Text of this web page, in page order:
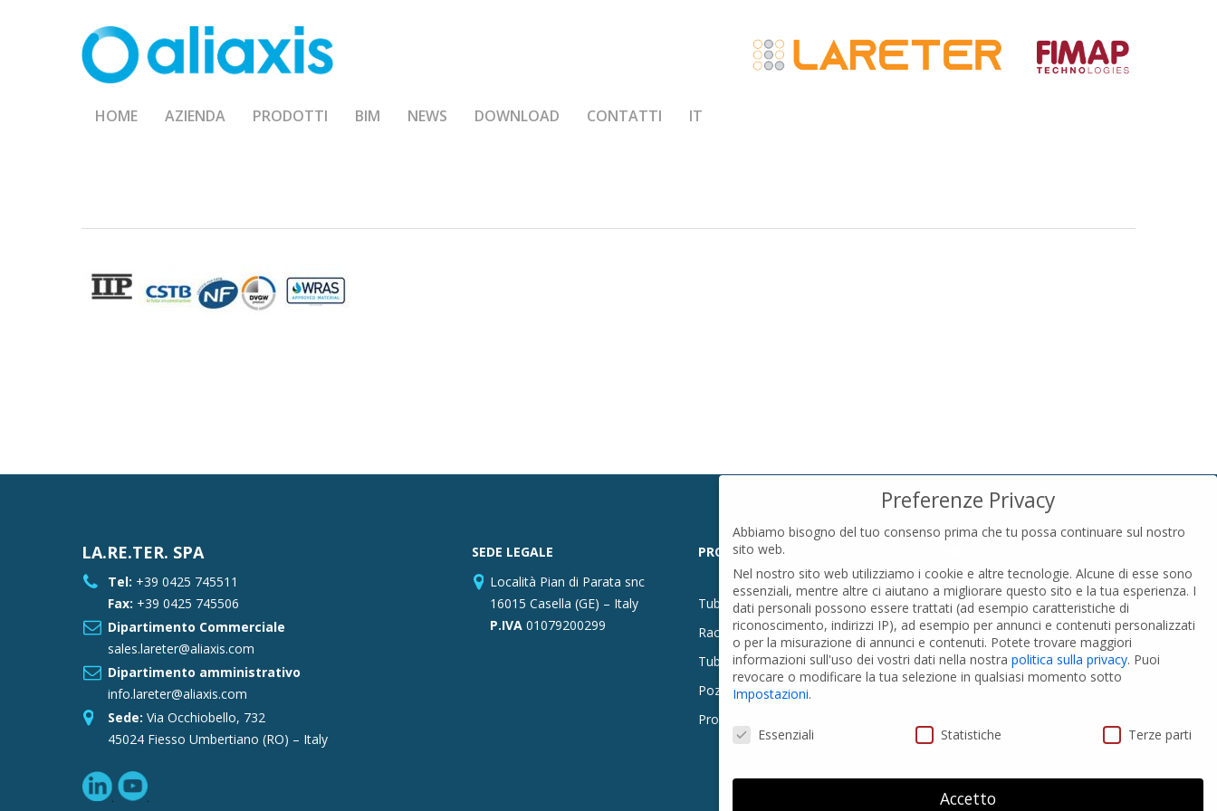
HOME AZIENDA PRODOTTI BIM NEWS DOWNLOAD CONTATTI IT
LA.RE.TER. SPA
Tel: +39 0425 745511
Fax: +39 0425 745506
Dipartimento Commerciale
sales.lareter@aliaxis.com
Dipartimento amministrativo
info.lareter@aliaxis.com
Sede: Via Occhiobello, 732
45024 Fiesso Umbertiano (RO) – Italy
SEDE LEGALE
Località Pian di Parata snc
16015 Casella (GE) – Italy
P.IVA01079200299
PRODOTTI
Tubi PVC
Raccordi PVC
Tubi e Raccordi in PVC-A
Pozzi Artesiani
Prodotti speciali
Privacy Policy
Cookies Policy
GDPR Personal data
Modifica impostazione Cookies
Preferenze Privacy
Abbiamo bisogno del tuo consenso prima che tu possa continuare sul nostro
sito web.
Nel nostro sito web utilizziamo i cookie e altre tecnologie. Alcune di esse sono
essenziali, mentre altre ci aiutano a migliorare questo sito e la tua esperienza. I
dati personali possono essere trattati (ad esempio caratteristiche di
riconoscimento, indirizzi IP), ad esempio per annunci e contenuti personalizzati
o per la misurazione di annunci e contenuti. Potete trovare maggiori
informazioni sull'uso dei vostri dati nella nostra politica sulla privacy. Puoi
revocare o modificare la tua selezione in qualsiasi momento sotto
Impostazioni.
Preferenze Privacy
Essenziali Statistiche Terze parti
Accetto